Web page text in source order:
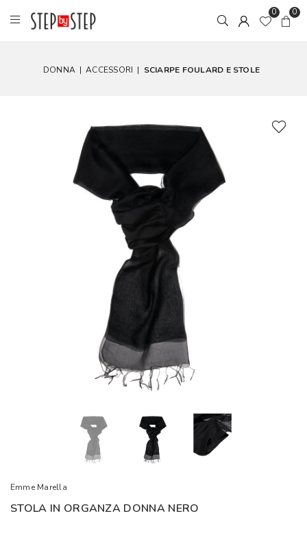
0 0
DONNA | ACCESSORI | SCIARPE FOULARD E STOLE
Emme Marella
STOLA IN ORGANZA DONNA NERO